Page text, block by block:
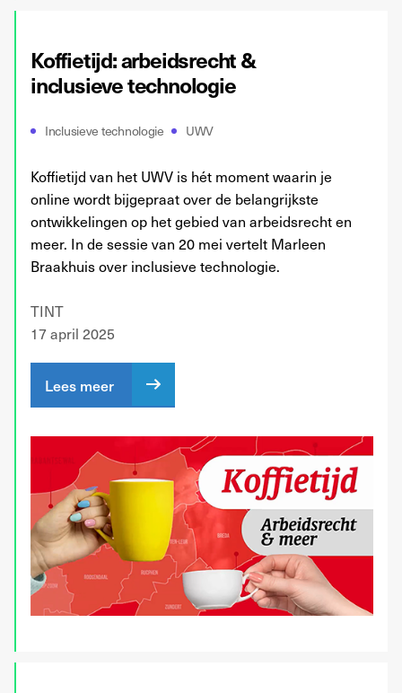
Koffietijd: arbeidsrecht &
inclusieve technologie
Inclusieve technologie UWV
Koffietijd van het UWV is hét moment waarin je
online wordt bijgepraat over de belangrijkste
ontwikkelingen op het gebied van arbeidsrecht en
meer. In de sessie van 20 mei vertelt Marleen
Braakhuis over inclusieve technologie.
TINT
17 april 2025
Lees meer